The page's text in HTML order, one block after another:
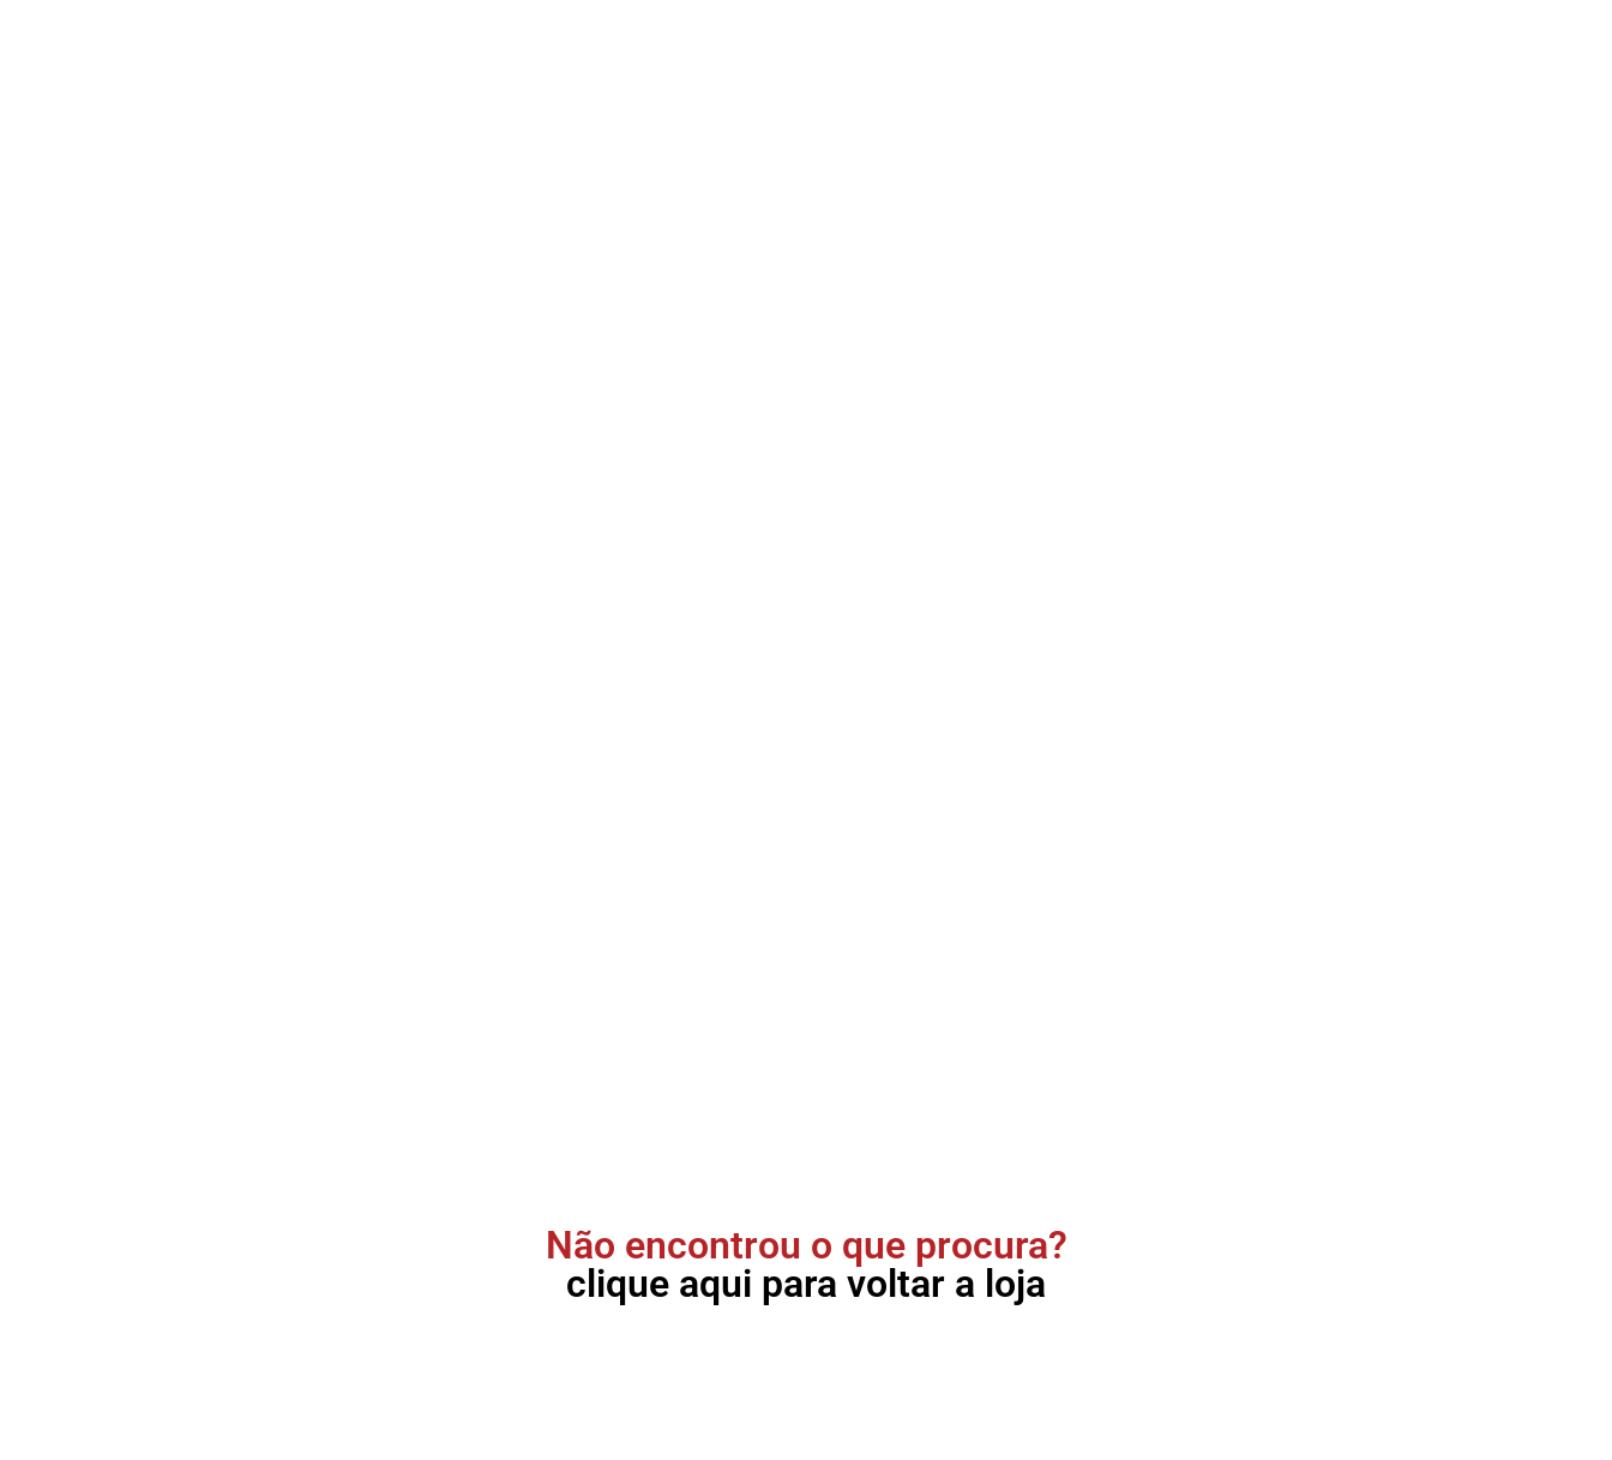
Não encontrou o que procura?
clique aqui para voltar a loja